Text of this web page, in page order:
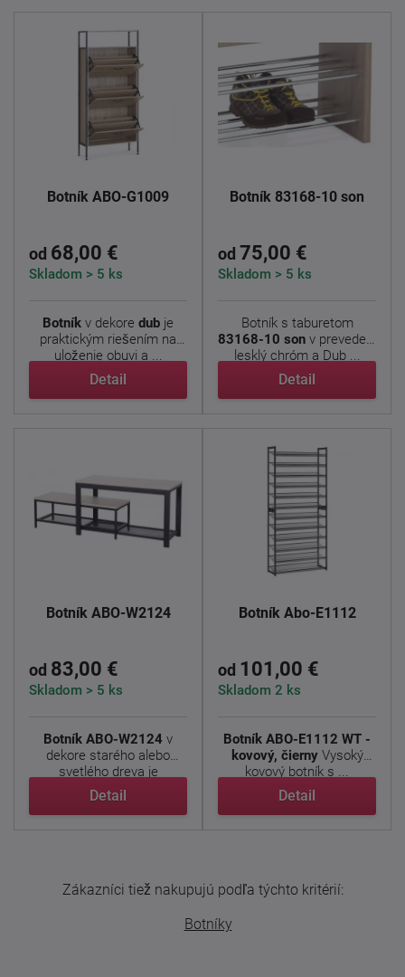
Botník ABO-G1009
od 68,00 €
Skladom > 5 ks
Botník v dekore dub je
praktickým riešením na
uloženie obuvi a ...
Detail
Botník 83168-10 son
od 75,00 €
Skladom > 5 ks
Botník s taburetom
83168-10 son v prevedení
lesklý chróm a Dub ...
Detail
Botník ABO-W2124
od 83,00 €
Skladom > 5 ks
Botník ABO-W2124 v
dekore starého alebo
svetlého dreva je
praktickým a ...
Detail
Botník Abo-E1112
od 101,00 €
Skladom 2 ks
Botník ABO-E1112 WT -
kovový, čiernyVysoký
kovový botník s ...
Detail
Zákazníci tiež nakupujú podľa týchto kritérií:
Botníky